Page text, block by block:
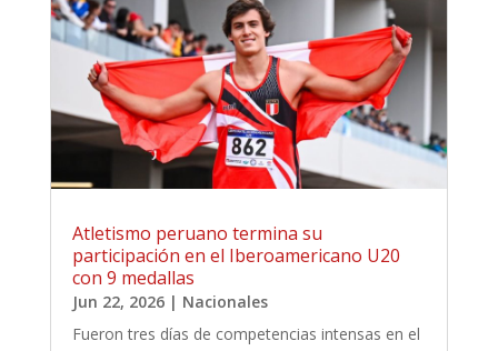
Atletismo peruano termina su
participación en el Iberoamericano U20
con 9 medallas
Jun 22, 2026| Nacionales
Fueron tres días de competencias intensas en el